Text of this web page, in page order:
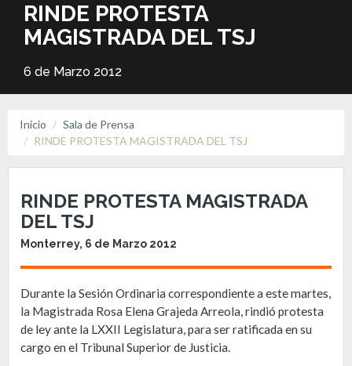
RINDE PROTESTA
MAGISTRADA DEL TSJ
6 de Marzo 2012
Inicio
Sala de Prensa
RINDE PROTESTA MAGISTRADA DEL TSJ
RINDE PROTESTA MAGISTRADA
DEL TSJ
Monterrey, 6 de Marzo 2012
Durante la Sesión Ordinaria correspondiente a este martes,
la Magistrada Rosa Elena Grajeda Arreola, rindió protesta
de ley ante la LXXII Legislatura, para ser ratificada en su
cargo en el Tribunal Superior de Justicia.